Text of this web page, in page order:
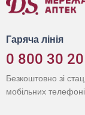
Гаряча лінія
0 800 30
Безкоштовно зі
мобільних